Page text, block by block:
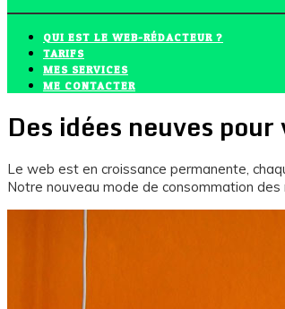
QUI EST LE WEB-RÉDACTEUR ?
TARIFS
MES SERVICES
ME CONTACTER
Des idées neuves
Le web est en croissance permanente,
Notre nouveau mode de consommation